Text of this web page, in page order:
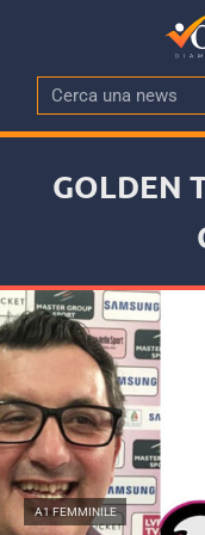
GOLDEN
A1 FEMMINILE